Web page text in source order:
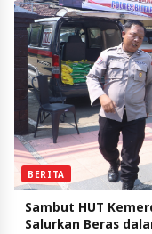
BERITA
Sambut HUT
Salurkan Beras